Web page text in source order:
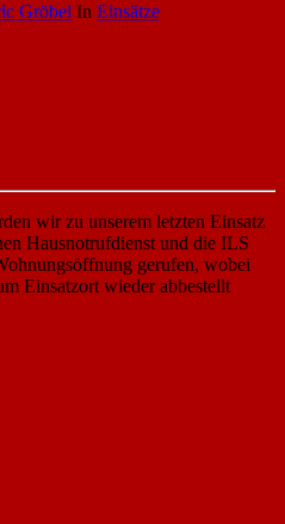
Gröbel In Einsätze
wir zu unserem letzten Einsatz
Hausnotrufdienst und die ILS
gerufen, wobei
Einsatzort wieder abbestellt